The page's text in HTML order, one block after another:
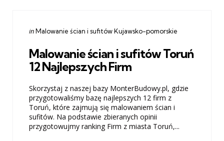
Categories
Posted
inMalowanie ścian i sufitów Kujawsko-pomorskie
Malowanie ścian i sufitów Toruń
12 Najlepszych Firm
Skorzystaj z naszej bazy MonterBudowy.pl, gdzie
przygotowaliśmy bazę najlepszych 12 firm z
Toruń, które zajmują się malowaniem ścian i
sufitów. Na podstawie zbieranych opinii
przygotowujmy ranking Firm z miasta Toruń,...